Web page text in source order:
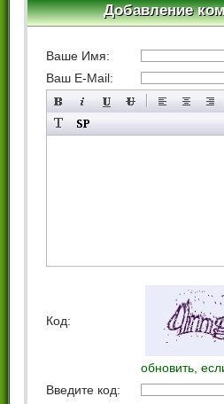
Добавление
Ваше Имя:
Ваш E-Mail:
Код:
обновить,
Введите код: